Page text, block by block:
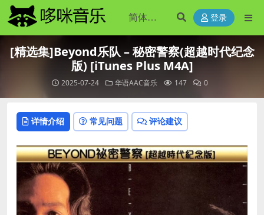
登录
[精选集]Beyond乐队 – 秘密警察(超越时代纪念
版) [iTunes Plus M4A]
2025-07-24 华语AAC音乐 147 0
详情介绍 常见问题 评论建议